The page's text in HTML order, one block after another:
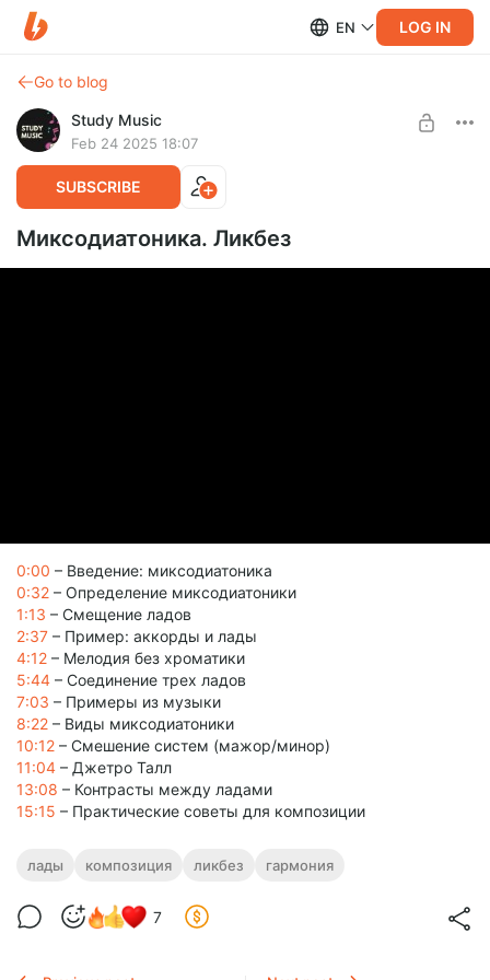
EN LOG IN
Go to blog
Study Music
Feb 24 2025 18:07
SUBSCRIBE
Миксодиатоника. Ликбез
0:00 – Введение: миксодиатоника
0:32 – Определение миксодиатоники
1:13 – Смещение ладов
2:37 – Пример: аккорды и лады
4:12 – Мелодия без хроматики
5:44 – Соединение трех ладов
7:03 – Примеры из музыки
8:22 – Виды миксодиатоники
10:12 – Смешение систем (мажор/минор)
11:04 – Джетро Талл
13:08 – Контрасты между ладами
15:15 – Практические советы для композиции
лады композиция ликбез гармония
7